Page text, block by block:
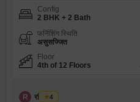
Config
2 BHK + 2 Bath
फर्निशिंग स्थिति
असुसज्जित
Floor
4th of 12 Floors
R रवि देसाई
4